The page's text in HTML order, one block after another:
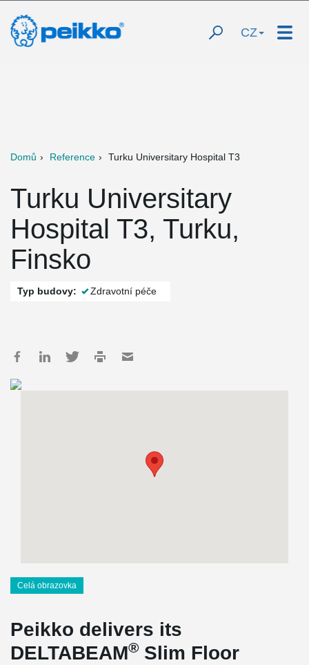
CZ
Domů Reference Turku Universitary Hospital T3
Turku Universitary
Hospital T3, Turku,
Finsko
Typ budovy: Zdravotní péče
Celá obrazovka
Peikko delivers its
DELTABEAM® Slim Floor